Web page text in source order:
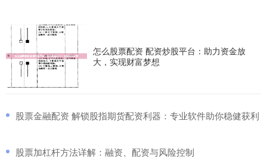
怎么股票配资 配资炒股平台：助力资金放
大，实现财富梦想
​股票金融配资 解锁股指期货配资利器：专业软件助你稳健获利
​股票加杠杆方法详解：融资、配资与风险控制